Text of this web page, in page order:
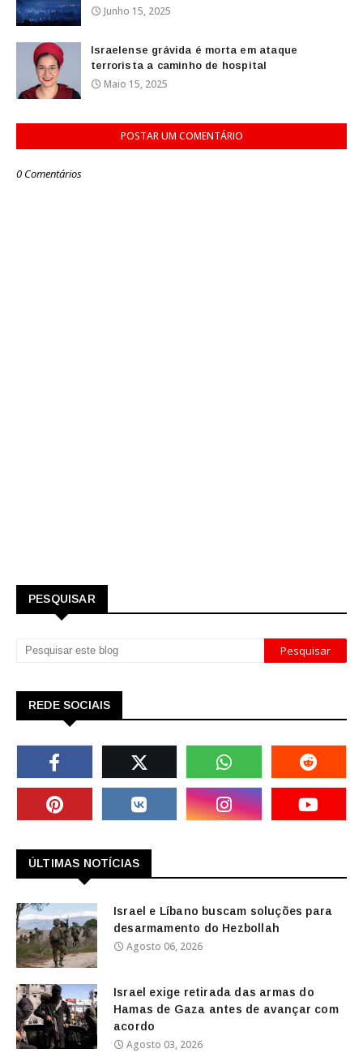
Junho 15, 2025
Israelense grávida é morta em ataque
terrorista a caminho de hospital
Maio 15, 2025
POSTAR UM COMENTÁRIO
0 Comentários
PESQUISAR
REDE SOCIAIS
ÚLTIMAS NOTÍCIAS
Israel e Líbano buscam soluções para
desarmamento do Hezbollah
Agosto 06, 2026
Israel exige retirada das armas do
Hamas de Gaza antes de avançar com
acordo
Agosto 03, 2026